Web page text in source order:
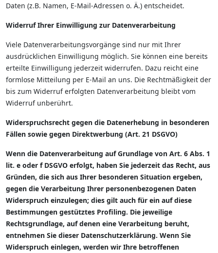
Daten (z.B. Namen, E-Mail-Adressen o. Ä.) entscheidet.
Widerruf Ihrer Einwilligung zur Datenverarbeitung
Viele Datenverarbeitungsvorgänge sind nur mit Ihrer
ausdrücklichen Einwilligung möglich. Sie können eine bereits
erteilte Einwilligung jederzeit widerrufen. Dazu reicht eine
formlose Mitteilung per E-Mail an uns. Die Rechtmäßigkeit der
bis zum Widerruf erfolgten Datenverarbeitung bleibt vom
Widerruf unberührt.
Widerspruchsrecht gegen die Datenerhebung in besonderen
Fällen sowie gegen Direktwerbung (Art. 21 DSGVO)
Wenn die Datenverarbeitung auf Grundlage von Art. 6 Abs. 1
lit. e oder f DSGVO erfolgt, haben Sie jederzeit das Recht, aus
Gründen, die sich aus Ihrer besonderen Situation ergeben,
gegen die Verarbeitung Ihrer personenbezogenen Daten
Widerspruch einzulegen; dies gilt auch für ein auf diese
Bestimmungen gestütztes Profiling. Die jeweilige
Rechtsgrundlage, auf denen eine Verarbeitung beruht,
entnehmen Sie dieser Datenschutzerklärung. Wenn Sie
Widerspruch einlegen, werden wir Ihre betroffenen